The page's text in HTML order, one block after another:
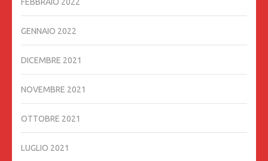
FEBBRAIO 2022
GENNAIO 2022
DICEMBRE 2021
NOVEMBRE 2021
OTTOBRE 2021
LUGLIO 2021